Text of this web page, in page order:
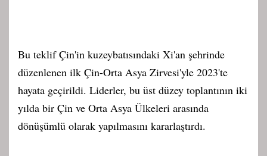
Bu teklif Çin'in kuzeybatısındaki Xi'an şehrinde
düzenlenen ilk Çin-Orta Asya Zirvesi'yle 2023'te
hayata geçirildi. Liderler, bu üst düzey toplantının iki
yılda bir Çin ve Orta Asya Ülkeleri arasında
dönüşümlü olarak yapılmasını kararlaştırdı.